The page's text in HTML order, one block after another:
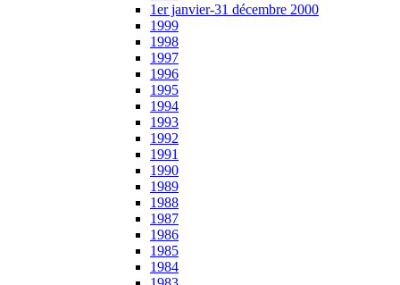
1er janvier-31 décembre 2000
1999
1998
1997
1996
1995
1994
1993
1992
1991
1990
1989
1988
1987
1986
1985
1984